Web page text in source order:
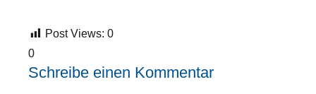
Post Views: 0
0
Schreibe einen Kommentar